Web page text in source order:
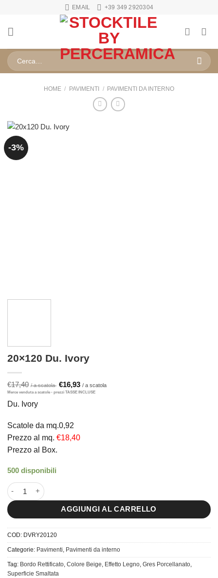
contenuti
EMAIL +39 349 2920304
Cerca:
HOME / PAVIMENTI / PAVIMENTI DA INTERNO
-3%
20×120 Du. Ivory
€17,40
Il
prezzo
€16,93
Il
Du. Ivory
Scatole da mq.0,92
Prezzo al mq. €18,40
Prezzo al Box.
500 disponibili
20x120 Du. Ivory quantità
AGGIUNGI AL CARRELLO
COD: DVRY20120
Categorie: Pavimenti, Pavimenti da interno
Tag: Bordo Rettificato, Colore Beige, Effetto Legno, Gres Porcellanato,
Superficie Smaltata